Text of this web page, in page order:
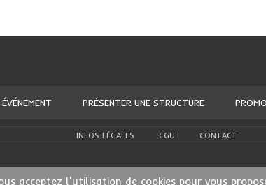
PRÉSENTER UNE STRUCTURE
INFOS LÉGALES CGU CONTACT
acceptez l'utilisation de cookies pour vous